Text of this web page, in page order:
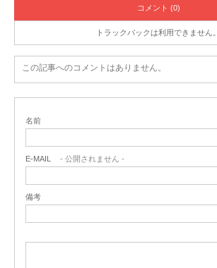
コメント (0)
トラックバックは利用できません。
この記事へのコメントはありません。
名前
E-MAIL - 公開されません -
備考